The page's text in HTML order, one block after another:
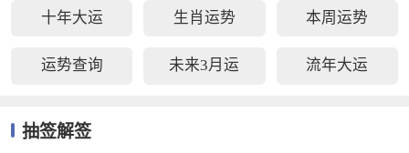
十年大运 生肖运势 本周运势
运势查询 未来3月运 流年大运
抽签解签